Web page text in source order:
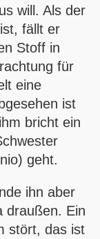
will. Als der
fällt er
Stoff in
für
eine
ist
bricht ein
geht.
ihn aber
draußen. Ein
stört, das ist